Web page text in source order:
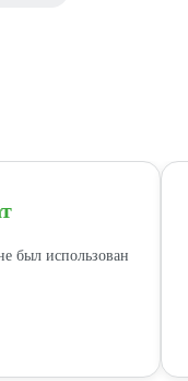
был использован